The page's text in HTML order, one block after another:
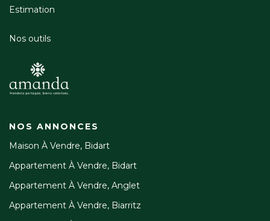
Estimation
Nos outils
NOS ANNONCES
Maison À Vendre, Bidart
Appartement À Vendre, Bidart
Appartement À Vendre, Anglet
Appartement À Vendre, Biarritz